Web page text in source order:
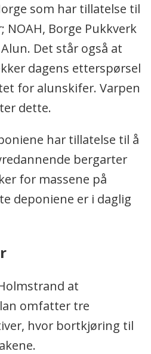
som har tillatelse til
Borge Pukkverk
Det står også at
dagens etterspørsel
for alunskifer. Varpen
dette.
har tillatelse til å
bergarter
for massene på
deponiene er i daglig
at
omfatter tre
hvor bortkjøring til